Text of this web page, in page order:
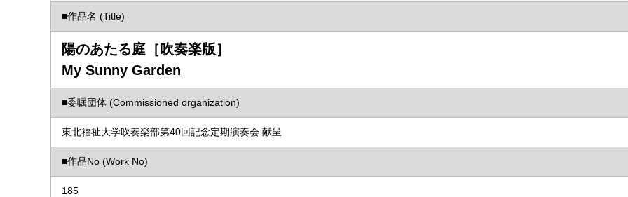
■作品名 (Title)
陽のあたる庭［吹奏楽版］
My Sunny Garden
■委嘱団体 (Commissioned organization)
東北福祉大学吹奏楽部第40回記念定期演奏会 献呈
■作品No (Work No)
185